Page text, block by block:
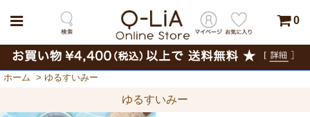
0
ホーム > ゆるすいみー
ゆるすいみー